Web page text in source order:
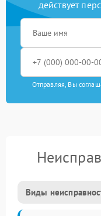
действует
Отправляя, Вы
Виды